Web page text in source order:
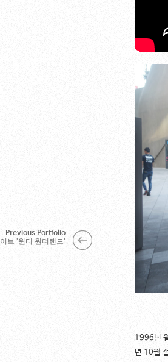
1996년
년 10월
Previous Portfolio
브 '윈터 원더랜드'